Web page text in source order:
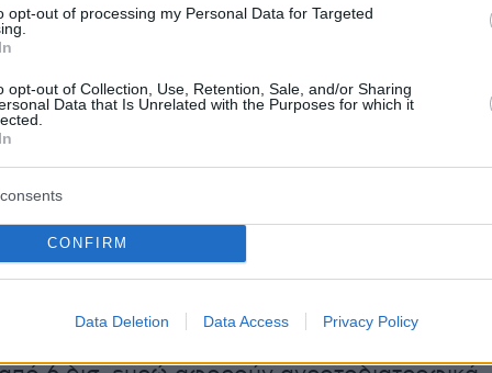
opt-out of processing my Personal Data for Targeted
opt-out of Collection, Use, Retention, Sale, and/or Sharing
Data that Is Unrelated with the Purposes for which it
CONFIRM
Data Deletion Data Access Privacy Policy
για το διατλαντικό εμπόριο». Οι υπουργοί
ΕΕ συνεδρίασαν τη Δευτέρα στις Βρυξέλλες
τα επόμενα βήματα, ενώ ο Σέφτσοβιτς
έχει συνομιλίες με τον Αμερικανό Υπουργό
Λάτνικ.
η λίστα της ΕΕ
περισσότερα από 65 δισ. ευρώ σε
προϊόντα, με κυρίαρχη θέση τα αεροσκάφη
ευρώ), τα μηχανήματα (άνω των 9,4 δισ.